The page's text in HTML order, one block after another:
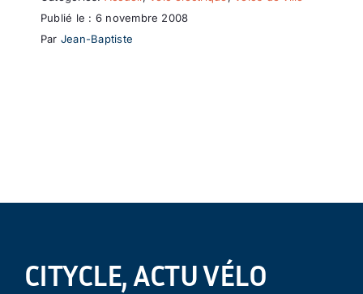
Publié le : 6 novembre 2008
Par Jean-Baptiste
CITYCLE, ACTU VÉLO